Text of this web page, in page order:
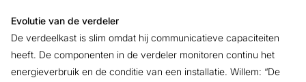
Evolutie van de verdeler
De verdeelkast is slim omdat hij communicatieve capaciteiten
heeft. De componenten in de verdeler monitoren continu het
energieverbruik en de conditie van een installatie. Willem: “De